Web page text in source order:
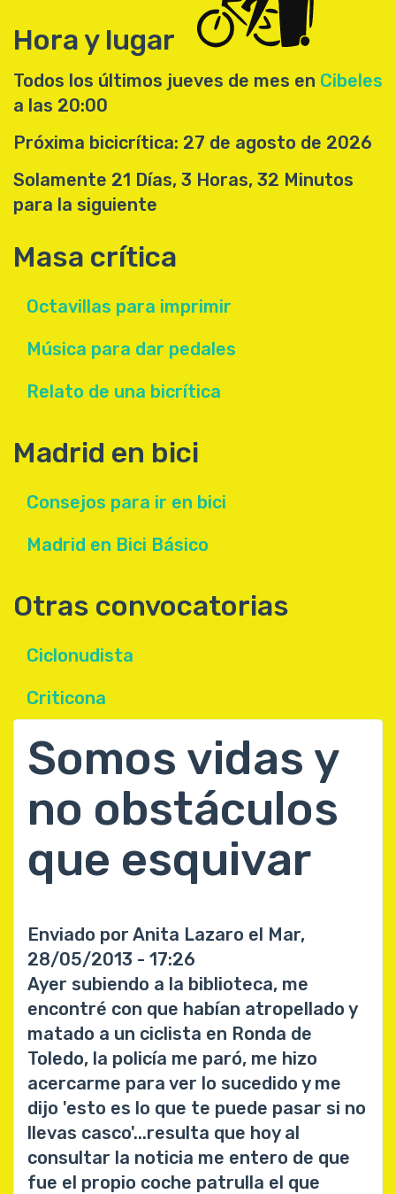
Hora y lugar
Todos los últimos jueves de mes en Cibeles
a las 20:00
Próxima bicicrítica: 27 de agosto de 2026
Solamente 21 Días, 3 Horas, 32 Minutos
para la siguiente
Masa crítica
Octavillas para imprimir
Música para dar pedales
Relato de una bicrítica
Madrid en bici
Consejos para ir en bici
Madrid en Bici Básico
Otras convocatorias
Ciclonudista
Criticona
Somos vidas y
no obstáculos
que esquivar
Enviado por Anita Lazaro el Mar,
28/05/2013 - 17:26
Ayer subiendo a la biblioteca, me
encontré con que habían atropellado y
matado a un ciclista en Ronda de
Toledo, la policía me paró, me hizo
acercarme para ver lo sucedido y me
dijo 'esto es lo que te puede pasar si no
llevas casco'...resulta que hoy al
consultar la noticia me entero de que
fue el propio coche patrulla el que